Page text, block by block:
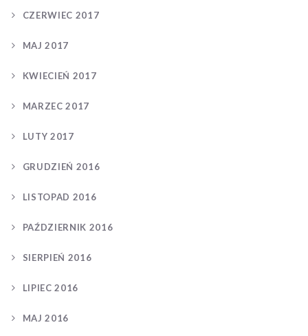
CZERWIEC 2017
MAJ 2017
KWIECIEŃ 2017
MARZEC 2017
LUTY 2017
GRUDZIEŃ 2016
LISTOPAD 2016
PAŹDZIERNIK 2016
SIERPIEŃ 2016
LIPIEC 2016
MAJ 2016